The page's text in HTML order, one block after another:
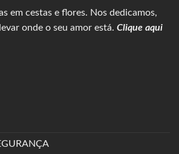
em cestas e flores. Nos dedicamos,
onde o seu amor está. Clique aqui